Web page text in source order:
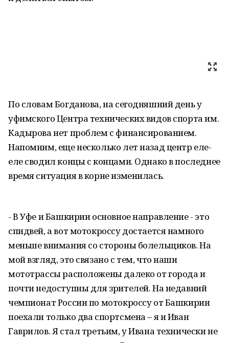
По словам Богданова, на сегодняшний день у
уфимского Центра технических видов спорта им.
Кадырова нет проблем с финансированием.
Напомним, еще несколько лет назад центр еле-
еле сводил концы с концами. Однако в последнее
время ситуация в корне изменилась.
- В Уфе и Башкирии основное направление - это
спидвей, а вот мотокроссу достается намного
меньше внимания со стороны болельщиков. На
мой взгляд, это связано с тем, что наши
мототрассы расположены далеко от города и
почти недоступны для зрителей. На недавний
чемпионат России по мотокроссу от Башкирии
поехали только два спортсмена – я и Иван
Гаврилов. Я стал третьим, у Ивана технически не